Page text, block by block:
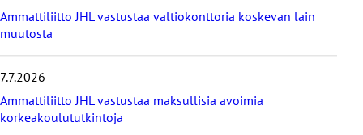
s
i
ä
t
u
Ammattiliitto JHL vastustaa valtiokonttoria koskevan lain
muutosta
7.7.2026
Ammattiliitto JHL vastustaa maksullisia avoimia
korkeakoulututkintoja